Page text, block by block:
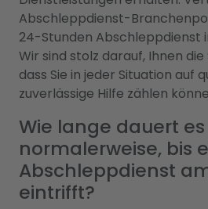
Abschleppdienst-
24-Stunden Abschleppdienst
Wir sind stolz darauf, Ihnen
dass Sie in jeder Situation auf
zuverlässige Hilfe zählen
Wie lange dauert es
normalerweise, bis
Abschleppdienst
eintrifft?